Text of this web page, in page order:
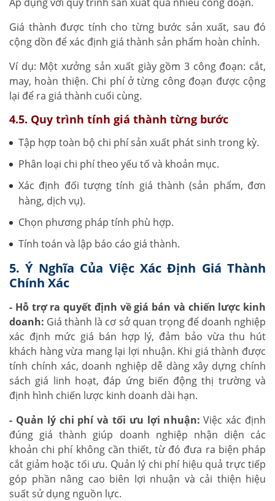
Giá thành được tính cho từng bước sản xuất, sau đó
cộng dồn để xác định giá thành sản phẩm hoàn chỉnh.
Ví dụ: Một xưởng sản xuất giày gồm 3 công đoạn: cắt,
may, hoàn thiện. Chi phí ở từng công đoạn được cộng
lại để ra giá thành cuối cùng.
4.5. Quy trình tính giá thành từng bước
Tập hợp toàn bộ chi phí sản xuất phát sinh trong kỳ.
Phân loại chi phí theo yếu tố và khoản mục.
Xác định đối tượng tính giá thành (sản phẩm, đơn
hàng, dịch vụ).
Chọn phương pháp tính phù hợp.
Tính toán và lập báo cáo giá thành.
5. Ý Nghĩa Của Việc Xác Định Giá Thành
Chính Xác
- Hỗ trợ ra quyết định về giá bán và chiến lược kinh
doanh: Giá thành là cơ sở quan trọng để doanh nghiệp
xác định mức giá bán hợp lý, đảm bảo vừa thu hút
khách hàng vừa mang lại lợi nhuận. Khi giá thành được
tính chính xác, doanh nghiệp dễ dàng xây dựng chính
sách giá linh hoạt, đáp ứng biến động thị trường và
định hình chiến lược kinh doanh dài hạn.
- Quản lý chi phí và tối ưu lợi nhuận: Việc xác định
đúng giá thành giúp doanh nghiệp nhận diện các
khoản chi phí không cần thiết, từ đó đưa ra biện pháp
cắt giảm hoặc tối ưu. Quản lý chi phí hiệu quả trực tiếp
góp phần nâng cao biên lợi nhuận và cải thiện hiệu
suất sử dụng nguồn lực.